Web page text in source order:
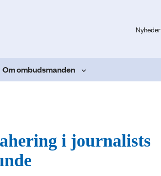
Nyheder
Om ombudsmanden
i journalists